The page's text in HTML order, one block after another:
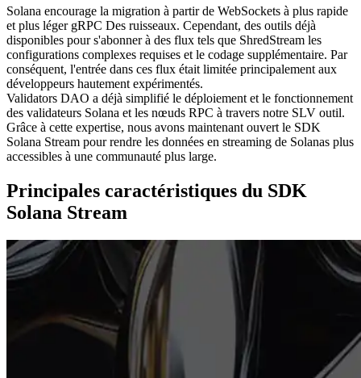
Solana encourage la migration à partir de WebSockets à plus rapide
et plus léger gRPC Des ruisseaux. Cependant, des outils déjà
disponibles pour s'abonner à des flux tels que ShredStream les
configurations complexes requises et le codage supplémentaire. Par
conséquent, l'entrée dans ces flux était limitée principalement aux
développeurs hautement expérimentés.
Validators DAO a déjà simplifié le déploiement et le fonctionnement
des validateurs Solana et les nœuds RPC à travers notre SLV outil.
Grâce à cette expertise, nous avons maintenant ouvert le SDK
Solana Stream pour rendre les données en streaming de Solanas plus
accessibles à une communauté plus large.
Principales caractéristiques du SDK
Solana Stream